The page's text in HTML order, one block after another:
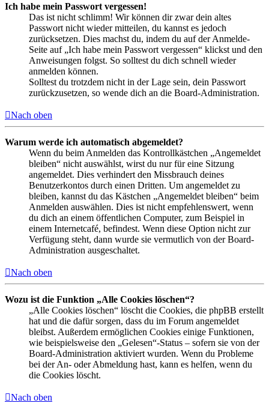
Ich habe mein Passwort vergessen!
Das ist nicht schlimm! Wir können dir zwar dein altes
Passwort nicht wieder mitteilen, du kannst es jedoch
zurücksetzen. Dies machst du, indem du auf der Anmelde-
Seite auf „Ich habe mein Passwort vergessen“ klickst und den
Anweisungen folgst. So solltest du dich schnell wieder
anmelden können.
Solltest du trotzdem nicht in der Lage sein, dein Passwort
zurückzusetzen, so wende dich an die Board-Administration.
Nach oben
Warum werde ich automatisch abgemeldet?
Wenn du beim Anmelden das Kontrollkästchen „Angemeldet
bleiben“ nicht auswählst, wirst du nur für eine Sitzung
angemeldet. Dies verhindert den Missbrauch deines
Benutzerkontos durch einen Dritten. Um angemeldet zu
bleiben, kannst du das Kästchen „Angemeldet bleiben“ beim
Anmelden auswählen. Dies ist nicht empfehlenswert, wenn
du dich an einem öffentlichen Computer, zum Beispiel in
einem Internetcafé, befindest. Wenn diese Option nicht zur
Verfügung steht, dann wurde sie vermutlich von der Board-
Administration ausgeschaltet.
Nach oben
Wozu ist die Funktion „Alle Cookies löschen“?
„Alle Cookies löschen“ löscht die Cookies, die phpBB erstellt
hat und die dafür sorgen, dass du im Forum angemeldet
bleibst. Außerdem ermöglichen Cookies einige Funktionen,
wie beispielsweise den „Gelesen“-Status – sofern sie von der
Board-Administration aktiviert wurden. Wenn du Probleme
bei der An- oder Abmeldung hast, kann es helfen, wenn du
die Cookies löscht.
Nach oben